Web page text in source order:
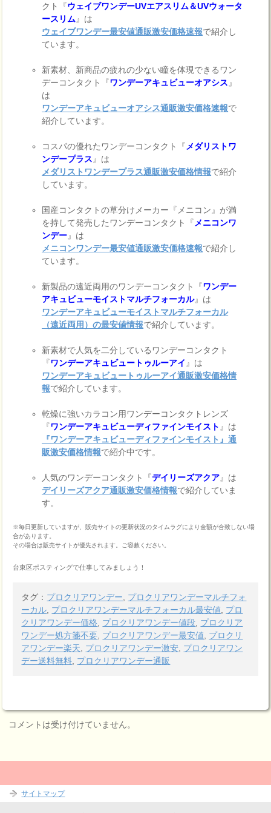
クト『ウェイブワンデーUVエアスリム＆UVウォータ
ースリム 』は
ウェイブワンデー最安値通販激安価格速報で紹介し
ています。
新素材、新商品の疲れの少ない瞳を体現できるワン
デーコンタクト『ワンデーアキュビューオアシス 』
は
ワンデーアキュビューオアシス通販激安価格速報で
紹介しています。
コスパの優れたワンデーコンタクト『 メダリストワ
ンデープラス 』は
メダリストワンデープラス通販激安価格情報で紹介
しています。
国産コンタクトの草分けメーカー『メニコン』が満
を持して発売したワンデーコンタクト『 メニコンワ
ンデー』は
メニコンワンデー最安値通販激安価格速報で紹介し
ています。
新製品の遠近両用のワンデーコンタクト『ワンデー
アキュビューモイストマルチフォーカル』は
ワンデーアキュビューモイストマルチフォーカル
（遠近両用）の最安値情報で紹介しています。
新素材で人気を二分しているワンデーコンタクト
『ワンデーアキュビュートゥルーアイ 』は
ワンデーアキュビュートゥルーアイ通販激安価格情
報で紹介しています。
乾燥に強いカラコン用ワンデーコンタクトレンズ
『ワンデーアキュビューディファインモイスト 』は
『ワンデーアキュビューディファインモイスト』通
販激安価格情報で紹介中です。
人気のワンデーコンタクト『デイリーズアクア』は
デイリーズアクア通販激安価格情報で紹介していま
す。
※毎日更新していますが、販売サイトの更新状況のタイムラグにより金額が合致しない場
合があります。
その場合は販売サイトが優先されます。ご容赦ください。
台東区ポスティングで仕事してみましょう！
タグ： プロクリアワンデー
プロクリアワンデーマルチフォ
ーカル プロクリアワンデーマルチフォーカル最安値
プロ
クリアワンデー価格
プロクリアワンデー値段 プロクリア
ワンデー処方箋不要 プロクリアワンデー最安値
プロクリ
アワンデー楽天
プロクリアワンデー激安 プロクリアワン
デー送料無料 プロクリアワンデー通販
コメントは受け付けていません。
サイトマップ